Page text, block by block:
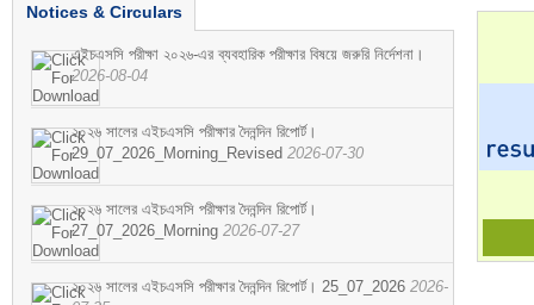
Notices & Circulars
এইচএসসি পরীক্ষা ২০২৬-এর ব্যবহারিক পরীক্ষার বিষয়ে জরুরি নির্দেশনা।
2026-08-04
২০২৬ সালের এইচএসসি পরীক্ষার দৈনন্দিন রিপোর্ট।
29_07_2026_Morning_Revised 2026-07-30
২০২৬ সালের এইচএসসি পরীক্ষার দৈনন্দিন রিপোর্ট।
27_07_2026_Morning 2026-07-27
২০২৬ সালের এইচএসসি পরীক্ষার দৈনন্দিন রিপোর্ট। 25_07_2026 2026-